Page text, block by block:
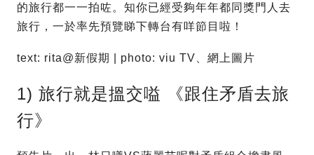
的旅行都一一拍咗。知你已經受夠年年都同獎門人去
旅行，一於率先預覽睇下轉台有咩節目啦！
text: rita@新假期 | photo: viu TV、網上圖片
1) 旅行就是搵交嗌 《跟住矛盾去旅
行》